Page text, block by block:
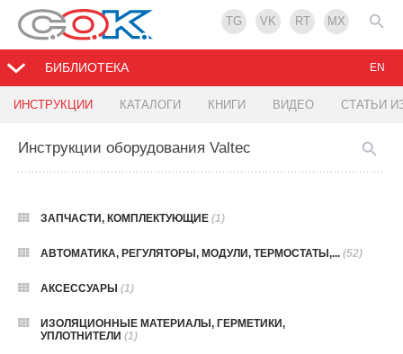
TG VK RT MX
БИБЛИОТЕКА
ИНСТРУКЦИИ КАТАЛОГИ КНИГИ ВИДЕО СТАТЬИ
EN
Инструкции оборудования Valtec
ЗАПЧАСТИ, КОМПЛЕКТУЮЩИЕ (1)
АВТОМАТИКА, РЕГУЛЯТОРЫ, МОДУЛИ, ТЕРМОСТАТЫ,... (52)
АКСЕССУАРЫ (1)
ИЗОЛЯЦИОННЫЕ МАТЕРИАЛЫ, ГЕРМЕТИКИ,
УПЛОТНИТЕЛИ (1)